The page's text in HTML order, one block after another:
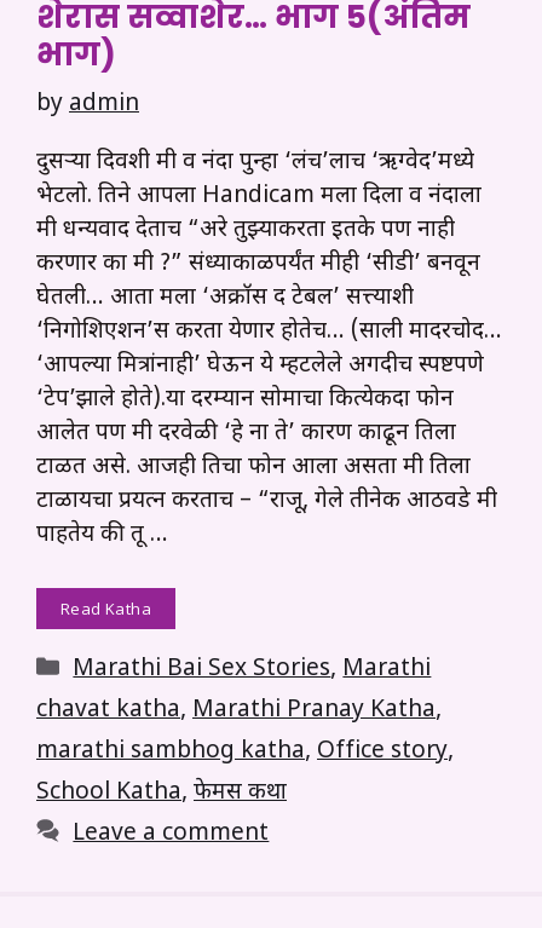
शेरास सव्वाशेर… भाग 5(अंतिम
भाग)
by admin
दुसऱ्या दिवशी मी व नंदा पुन्हा ‘लंच’लाच ‘ऋग्वेद’मध्ये
भेटलो. तिने आपला Handicam मला दिला व नंदाला
मी धन्यवाद देताच “अरे तुझ्याकरता इतके पण नाही
करणार का मी ?” संध्याकाळपर्यंत मीही ‘सीडी’ बनवून
घेतली… आता मला ‘अक्रॉस द टेबल’ सत्त्याशी
‘निगोशिएशन’स करता येणार होतेच… (साली मादरचोद…
‘आपल्या मित्रांनाही’ घेऊन ये म्हटलेले अगदीच स्पष्टपणे
‘टेप’झाले होते).या दरम्यान सोमाचा कित्येकदा फोन
आलेत पण मी दरवेळी ‘हे ना ते’ कारण काढून तिला
टाळत असे. आजही तिचा फोन आला असता मी तिला
टाळायचा प्रयत्न करताच – “राजू, गेले तीनेक आठवडे मी
पाहतेय की तू …
Read Katha
Categories
Marathi Bai Sex Stories,Marathi
chavat katha, Marathi Pranay Katha,
marathi sambhog katha, Office story,
School Katha, फेमस कथा
Leave a comment